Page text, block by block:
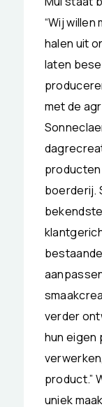
“Wij
halen uit
laten
met de
boerderij.
verder
hun eigen
product.”
uniek